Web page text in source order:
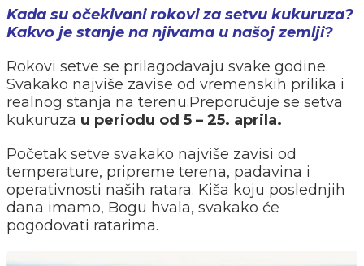
Kada su očekivani rokovi za setvu kukuruza?
Kakvo je stanje na njivama u našoj zemlji?
Rokovi setve se prilagođavaju svake godine.
Svakako najviše zavise od vremenskih prilika i
realnog stanja na terenu.Preporučuje se setva
kukuruza u periodu od 5 – 25. aprila.
Početak setve svakako najviše zavisi od
temperature, pripreme terena, padavina i
operativnosti naših ratara. Kiša koju poslednjih
dana imamo, Bogu hvala, svakako će
pogodovati ratarima.